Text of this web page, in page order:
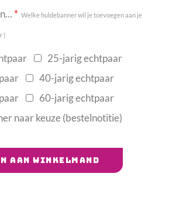
* Welke huldebanner wil je toevoegen aan je
)
25-jarig echtpaar
40-jarig echtpaar
60-jarig echtpaar
naar keuze (bestelnotitie)
AAN WINKELMAND